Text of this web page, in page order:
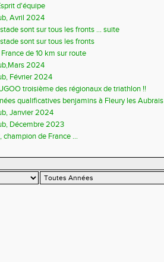
d'équipe
Avril 2024
sont sur tous les fronts ... suite
sont sur tous les fronts
de 10 km sur route
2024
Février 2024
troisième des régionaux de triathlon !!
qualificatives benjamins à Fleury les Aubrais
Janvier 2024
Décembre 2023
champion de France ...